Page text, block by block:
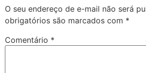
O seu endereço de e-mail não será
obrigatórios são marcados com *
Comentário *